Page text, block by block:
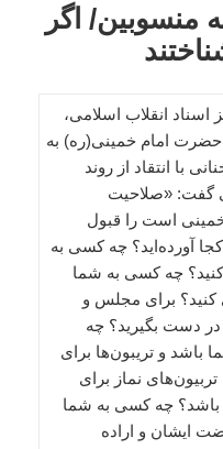
منسوبین/ اگر
اسناد انقلاب اسلامی،
امام خمینی(ره) به
با انتقاد از روند
گفت: «صلاحیت
است را قبول
آورده‌اید؟ چه كسی به
چه كسی به شما
كنید؟ برای مجلس و
در دست بگیرید؟ چه
باشد و تریبون‌ها برای
نماز برای
باشد؟ چه كسی به شما
ایشان و اراده